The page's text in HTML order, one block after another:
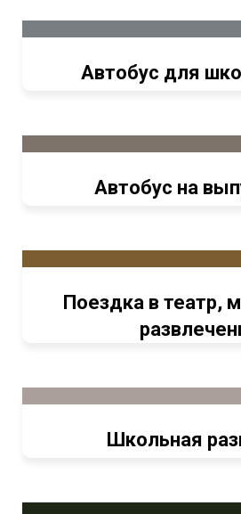
Автобус для
Автобус на
Поездка в театр,
Школьная